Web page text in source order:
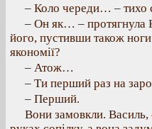
– Коло череди… – тихо
– Он як… – протягнула
його, пустивши також
якономії?
– Атож…
– Ти перший раз на
– Перший.
Вони замовкли. Василь,